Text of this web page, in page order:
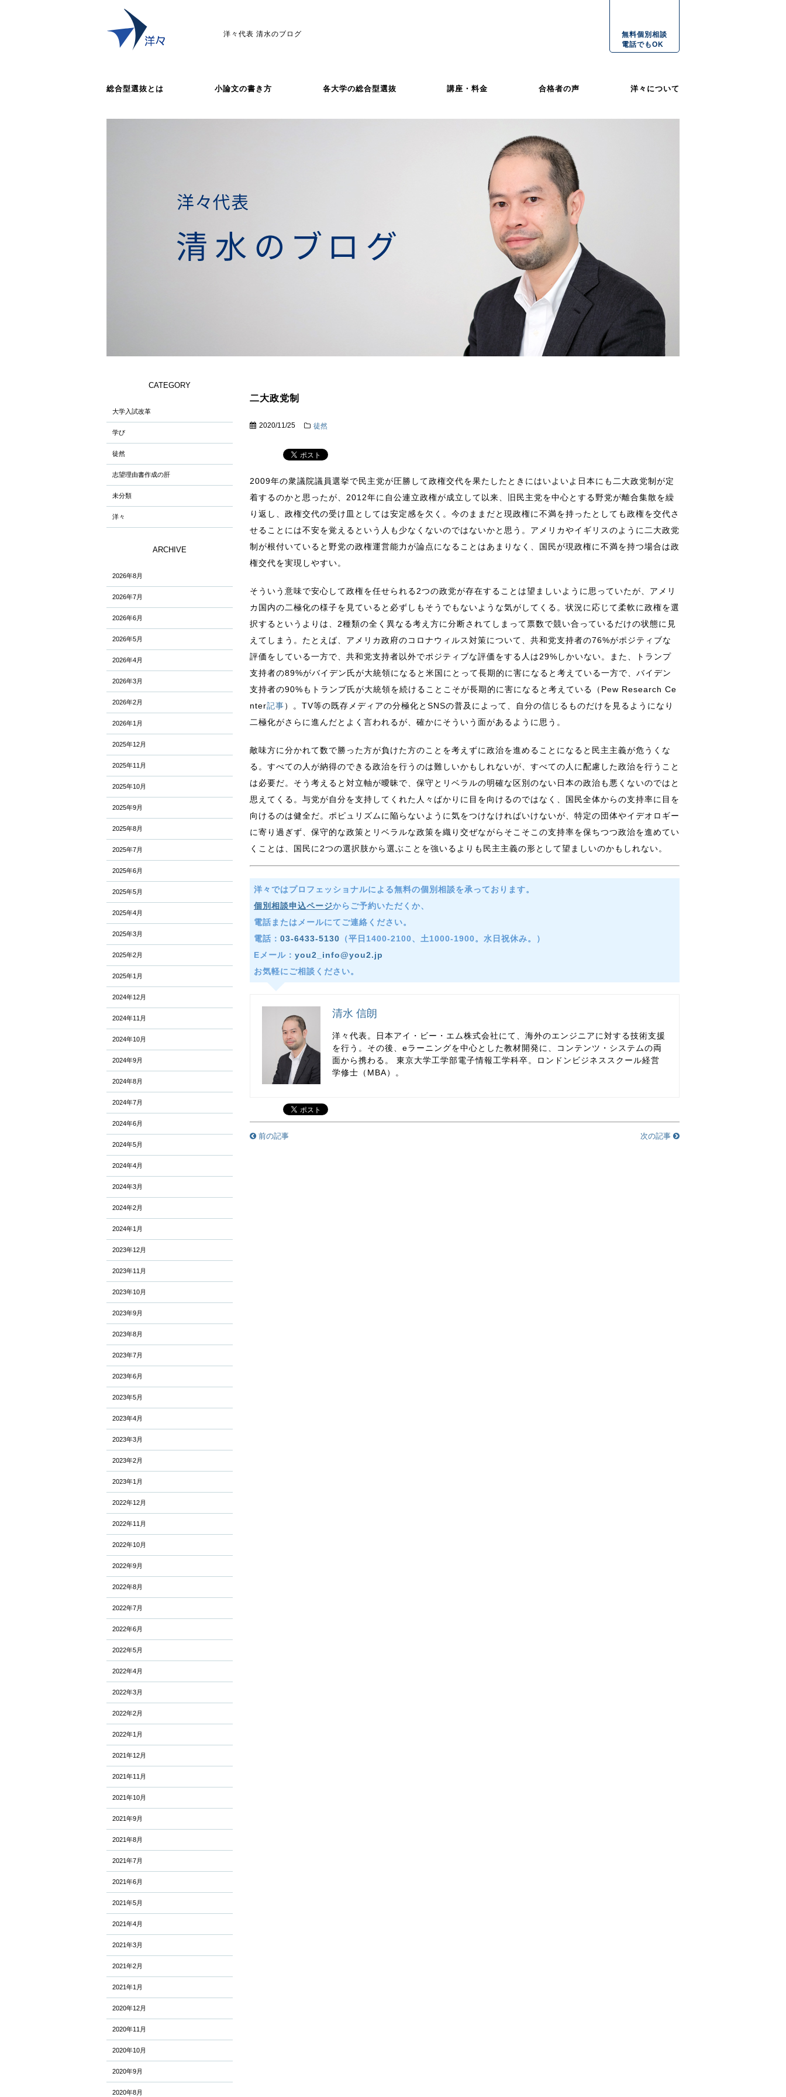
洋々代表 清水のブログ
無料個別相談
電話でもOK
総合型選抜とは 小論文の書き方 各大学の総合型選抜 講座・料金 合格者の声 洋々について
二大政党制
2020/11/25 徒然
2009年の衆議院議員選挙で民主党が圧勝して政権交代を果たしたときにはいよいよ日本にも二大政党制が定
着するのかと思ったが、2012年に自公連立政権が成立して以来、旧民主党を中心とする野党が離合集散を繰
り返し、政権交代の受け皿としては安定感を欠く。今のままだと現政権に不満を持ったとしても政権を交代さ
せることには不安を覚えるという人も少なくないのではないかと思う。アメリカやイギリスのように二大政党
制が根付いていると野党の政権運営能力が論点になることはあまりなく、国民が現政権に不満を持つ場合は政
権交代を実現しやすい。
そういう意味で安心して政権を任せられる2つの政党が存在することは望ましいように思っていたが、アメリ
カ国内の二極化の様子を見ていると必ずしもそうでもないような気がしてくる。状況に応じて柔軟に政権を選
択するというよりは、2種類の全く異なる考え方に分断されてしまって票数で競い合っているだけの状態に見
えてしまう。たとえば、アメリカ政府のコロナウィルス対策について、共和党支持者の76%がポジティブな
評価をしている一方で、共和党支持者以外でポジティブな評価をする人は29%しかいない。また、トランプ
支持者の89%がバイデン氏が大統領になると米国にとって長期的に害になると考えている一方で、バイデン
支持者の90%もトランプ氏が大統領を続けることこそが長期的に害になると考えている（Pew Research Ce
nter記事）。TV等の既存メディアの分極化とSNSの普及によって、自分の信じるものだけを見るようになり
二極化がさらに進んだとよく言われるが、確かにそういう面があるように思う。
敵味方に分かれて数で勝った方が負けた方のことを考えずに政治を進めることになると民主主義が危うくな
る。すべての人が納得のできる政治を行うのは難しいかもしれないが、すべての人に配慮した政治を行うこと
は必要だ。そう考えると対立軸が曖昧で、保守とリベラルの明確な区別のない日本の政治も悪くないのではと
思えてくる。与党が自分を支持してくれた人々ばかりに目を向けるのではなく、国民全体からの支持率に目を
向けるのは健全だ。ポピュリズムに陥らないように気をつけなければいけないが、特定の団体やイデオロギー
に寄り過ぎず、保守的な政策とリベラルな政策を織り交ぜながらそこそこの支持率を保ちつつ政治を進めてい
くことは、国民に2つの選択肢から選ぶことを強いるよりも民主主義の形として望ましいのかもしれない。
洋々ではプロフェッショナルによる無料の個別相談を承っております。
個別相談申込ページからご予約いただくか、
電話またはメールにてご連絡ください。
電話： 03-6433-5130 （平日1400-2100、土1000-1900。水日祝休み。）
Eメール： you2_info@you2.jp
お気軽にご相談ください。
清水 信朗
洋々代表。日本アイ・ビー・エム株式会社にて、海外のエンジニアに対する技術支援
を行う。その後、eラーニングを中心とした教材開発に、コンテンツ・システムの両
面から携わる。 東京大学工学部電子情報工学科卒。ロンドンビジネススクール経営
学修士（MBA）。
前の記事 次の記事
CATEGORY
大学入試改革
学び
徒然
志望理由書作成の肝
未分類
洋々
ARCHIVE
2026年8月
2026年7月
2026年6月
2026年5月
2026年4月
2026年3月
2026年2月
2026年1月
2025年12月
2025年11月
2025年10月
2025年9月
2025年8月
2025年7月
2025年6月
2025年5月
2025年4月
2025年3月
2025年2月
2025年1月
2024年12月
2024年11月
2024年10月
2024年9月
2024年8月
2024年7月
2024年6月
2024年5月
2024年4月
2024年3月
2024年2月
2024年1月
2023年12月
2023年11月
2023年10月
2023年9月
2023年8月
2023年7月
2023年6月
2023年5月
2023年4月
2023年3月
2023年2月
2023年1月
2022年12月
2022年11月
2022年10月
2022年9月
2022年8月
2022年7月
2022年6月
2022年5月
2022年4月
2022年3月
2022年2月
2022年1月
2021年12月
2021年11月
2021年10月
2021年9月
2021年8月
2021年7月
2021年6月
2021年5月
2021年4月
2021年3月
2021年2月
2021年1月
2020年12月
2020年11月
2020年10月
2020年9月
2020年8月